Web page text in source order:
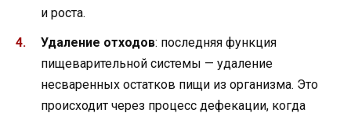
и роста.
Удаление отходов: последняя функция
пищеварительной системы — удаление
несваренных остатков пищи из организма. Это
происходит через процесс дефекации, когда